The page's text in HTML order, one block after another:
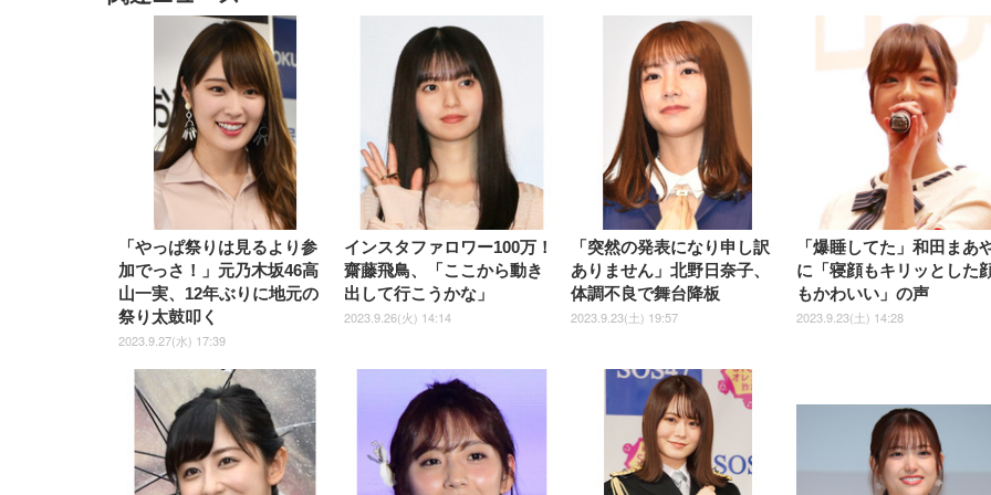
[EdoErgo] オフィスチェア 椅
子 テレワーク 疲れない 跳ね
上げ式アームレスト コンパク
ト 約105度ロッキング pc 事務
椅子 360度回転 座面昇降 強化
ナイロン樹脂ベース 通気性メ
ッシュ 在宅ワーク H-
WY01(黒網+黒枠+黒足)
￥5,699
SIHOO B100 オフィスチェア
／デスクチェア メッシュチェ
ア 人間工学 疲れない ブラッ
Sezlife オフィスチェア デスク
チェア 疲れない テレワーク
チェア 強化バックレスト 30
度ロッキング機能 人間工学 椅
子 腰サポート 90度跳ね上げ
式アームレスト 3Dヘッドレス
ト ハンガー付き 高反発クッシ
ョン PCチェア 通気性メッシ
ュ ゲーミング/勉強/事務用 お
しゃれ パソコンチェア (ブラ
ック)
￥7,680
Sezlife オフィスチェア デスク
チェア 疲れない テレワーク
チェア 強化バックレスト 30度
ロッキング機能 人間工学 椅子
腰サポート 90度跳ね上げ式ア
ームレスト 3Dヘッドレスト
ハンガー付き 高反発クッショ
ン PCチェア 通気性メッシュ
ゲーミング/勉強/事務用 おし
ゃれ パソコンチェア (ホワイ
ト)
￥7,680
ANDWINT オフィスチ
ア デスクチェア 肘な
ッシュ 通気性 ランバ
ポート付き 腰サポート
ス圧無段階昇降 360度
転 キャスター付き コ
クト 幅52×奥行58.5×高
84～96cm テレワーク
宅勤務 ブラック
￥4,139
EIZO ビジネス向けプレミア
ムモニター | FlexScan
EV3240X-WT | 31.5型4K
UHD・USB Type-C・ホワイ
￥105,595
EIZO ビジネス向けプレミア
ムモニター | FlexScan
EV2740X-WT | 27.0型4K
UHD・USB Type-C・ホワイ
ニター DualSense 充電フッ
ク付き（CFI-ZDM1J）
￥49,979
【整備済み品】Dell
E2724HS 27インチ 液晶モ
ニター フル
HD（1920×1080）VA 非光
沢 HDMI/DisplayPort/VGA
スピーカー内蔵 高さ調整 ス
イベル VESA対応
ComfortView ビジネス向け
￥15,800
【MiniLED/24.5inch/280Hz/
GRAPHT THE SHOOTER
Gaming Monitor 24” Essential
ーミングモニター QD 24.5イ
1ms FHD 量子ドット 残像低減
年保証 | 輝点保証 | 日本メーカ
￥34,980
Amazonベーシック ペットシ
ーツ 薄型 レギュラー 1回使い
捨て 無香料 ホワイト 300枚
￥3,373
Amazonベーシック ペットシ
ーツ 厚型 ワイド 42枚x2袋(84
枚) ホワイト(吸収面:ライトブ
ネオ・ルーライフ ネオ・オム
ツ L 中型犬用 26枚入り 単品
￥1,800
Smart Basic(スマートベーシ
ック) 【Amazon.co.jp限定】
Smart Basic アイリスオーヤマ
ペットシーツ 超厚型 お徳用
ワイド 100枚入 (x 1) (ケース
販売)
￥3,670
アイリスオーヤマ ペッ
シーツ 超厚型 お徳用
ュラー 200枚入
【Amazon.co.jp限定】
￥3,731
「やっぱ祭りは見るより参
加でっさ！」元乃木坂46高
山一実、12年ぶりに地元の
祭り太鼓叩く
2023.9.27(水) 17:39
インスタファロワー100万！
齋藤飛鳥、「ここから動き
出して行こうかな」
2023.9.26(火) 14:14
「突然の発表になり申し訳
ありません」北野日奈子、
体調不良で舞台降板
2023.9.23(土) 19:57
「爆睡してた」和田まあ
に「寝顔もキリッとした
もかわいい」の声
2023.9.23(土) 14:28